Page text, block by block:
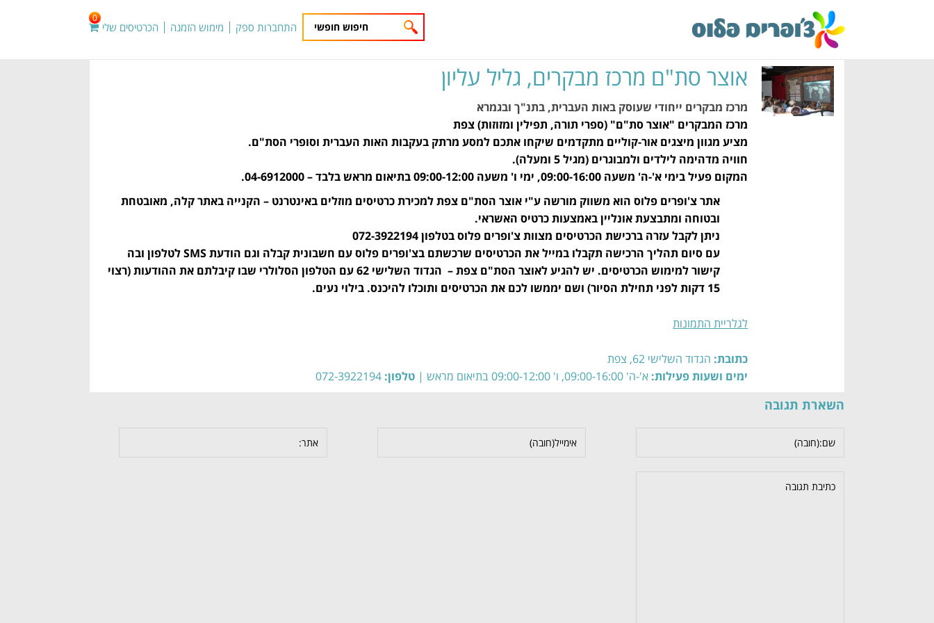
התחברות ספק מימוש הזמנה הכרטיסים שלי
0
אוצר סת"ם מרכז מבקרים, גליל עליון
מרכז מבקרים ייחודי שעוסק באות העברית, בתנ"ך ובגמרא
מרכז המבקרים "אוצר סת"ם" (ספרי תורה, תפילין ומזוזות) צפת
מציע מגוון מיצגים אור-קוליים מתקדמים שיקחו אתכם למסע מרתק בעקבות האות העברית וסופרי הסת"ם.
חוויה מדהימה לילדים ולמבוגרים (מגיל 5 ומעלה).
המקום פעיל בימי א'-ה' משעה 09:00-16:00, ימי ו' משעה 09:00-12:00 בתיאום מראש בלבד – 04-6912000.
אתר צ'ופרים פלוס הוא משווק מורשה ע"י אוצר הסת"ם צפת למכירת כרטיסים מוזלים באינטרנט – הקנייה באתר קלה, מאובטחת
ובטוחה ומתבצעת אונליין באמצעות כרטיס האשראי.
ניתן לקבל עזרה ברכישת הכרטיסים מצוות צ'ופרים פלוס בטלפון 072-3922194
עם סיום תהליך הרכישה תקבלו במייל את הכרטיסים שרכשתם בצ'ופרים פלוס עם חשבונית קבלה וגם הודעת SMS לטלפון ובה
קישור למימוש הכרטיסים. יש להגיע לאוצר הסת"ם צפת – הגדוד השלישי 62 עם הטלפון הסלולרי שבו קיבלתם את ההודעות (רצוי
15 דקות לפני תחילת הסיור) ושם יממשו לכם את הכרטיסים ותוכלו להיכנס. בילוי נעים.
לגלריית התמונות
כתובת: הגדוד השלישי 62, צפת
ימים ושעות פעילות: א'-ה' 09:00-16:00, ו' 09:00-12:00 בתיאום מראש | טלפון: 072-3922194
השארת תגובה